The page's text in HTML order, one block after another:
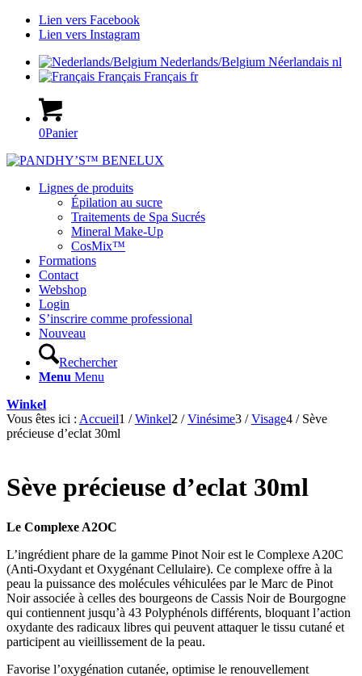
Lien vers Facebook
Lien vers Instagram
Nederlands/Belgium Néerlandais nl
Français Français fr
0Panier
Lignes de produits
Épilation au sucre
Traitements de Spa Sucrés
Mineral Make-Up
CosMix™
Formations
Contact
Webshop
Login
S’inscrire comme professional
Nouveau
Rechercher
Menu Menu
Winkel
Vous êtes ici : Accueil1 / Winkel2 / Vinésime3 / Visage4 / Sève
précieuse d’eclat 30ml
Sève précieuse d’eclat 30ml
Le Complexe A2OC
L’ingrédient phare de la gamme Pinot Noir est le Complexe A20C
(Anti-Oxydant et Oxygénant Cellulaire). Ce complexe offre à la
peau la puissance des molécules véhiculées par le Marc de Pinot
Noir associée à celles des bourgeons de Cassis Noir de Bourgogne
qui contiennent jusqu’à 43 Polyphénols différents, bloquant l’action
oxydante des radicaux libres qui peuvent attaquer le tissu cutané et
participent au vieillissement de la peau.
Favorise l’oxygénation cutanée, optimise le renouvellement